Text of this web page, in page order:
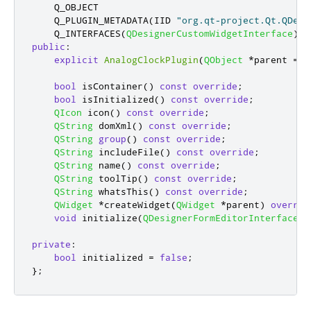
    Q_OBJECT
    Q_PLUGIN_METADATA
(IID "org.qt-
    Q_INTERFACES
(QDesignerCustomWidgetInterface)
public :
explicit AnalogClockPlugin(QObject *parent =
bool isContainer() const override ;
bool
isInitialized() const override ;
QIcon icon() const override ;
QString domXml () const override ;
QString
group() const override ;
QString includeFile() const override ;
QString name() const override ;
QString toolTip() const override ;
QString whatsThis() const override ;
QWidget
*createWidget(QWidget *parent)
void initialize(QDesignerFormEditorInterface
private :
bool
initialized = false ;
};